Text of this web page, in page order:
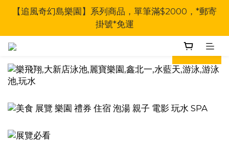
【追風奇幻島樂園】系列商品，單筆滿$2000，*郵寄
掛號*免運
prev next